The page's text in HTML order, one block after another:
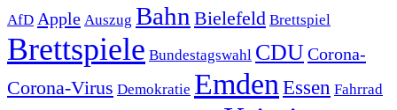
AfD Apple Auszug Bahn Bielefeld Brettspiel
Brettspiele Bundestagswahl CDUCorona-
Corona-Virus Demokratie Emden Essen Fahrrad